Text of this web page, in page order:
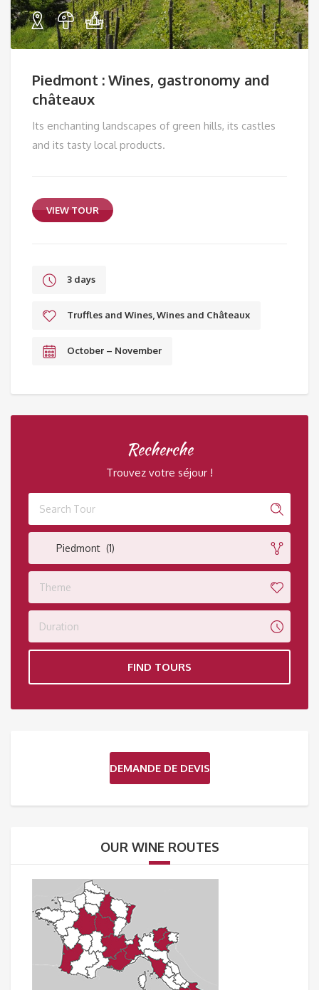
Piedmont : Wines, gastronomy and
châteaux
Its enchanting landscapes of green hills, its castles
and its tasty local products.
VIEW TOUR
3 days
Truffles and Wines, Wines and Châteaux
October – November
Recherche
Trouvez votre séjour !
Piedmont (1)
Theme
Duration
FIND TOURS
DEMANDE DE DEVIS
OUR WINE ROUTES